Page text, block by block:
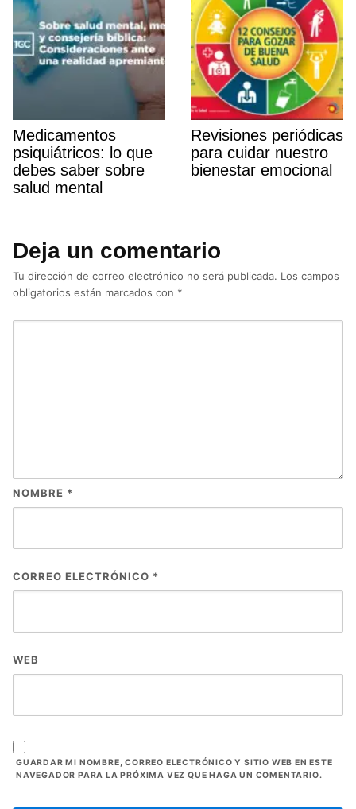
Medicamentos
psiquiátricos: lo que
debes saber sobre
salud mental
Revisiones periódicas
para cuidar nuestro
bienestar emocional
Deja un comentario
Tu dirección de correo electrónico no será publicada. Los campos
obligatorios están marcados con *
NOMBRE *
CORREO ELECTRÓNICO *
WEB
GUARDAR MI NOMBRE, CORREO ELECTRÓNICO Y SITIO WEB EN ESTE
NAVEGADOR PARA LA PRÓXIMA VEZ QUE HAGA UN COMENTARIO.